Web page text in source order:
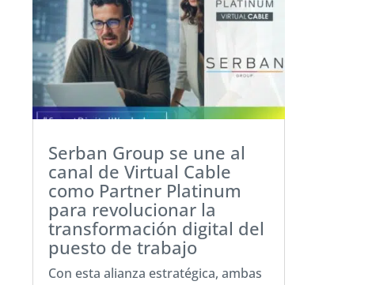
Serban Group se une al
canal de Virtual Cable
como Partner Platinum
para revolucionar la
transformación digital del
puesto de trabajo
Con esta alianza estratégica, ambas